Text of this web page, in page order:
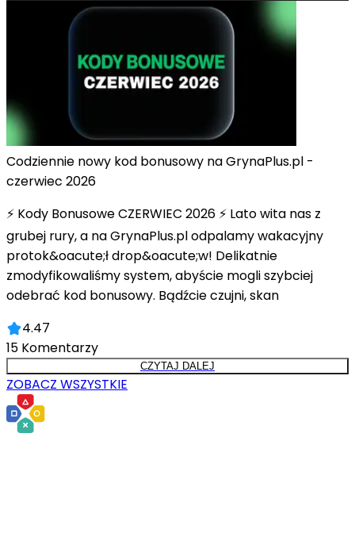
Codziennie nowy kod bonusowy na GrynaPlus.pl -
czerwiec 2026
⚡ Kody Bonusowe CZERWIEC 2026 ⚡ Lato wita nas z
grubej rury, a na GrynaPlus.pl odpalamy wakacyjny
protok&oacute;ł drop&oacute;w! Delikatnie
zmodyfikowaliśmy system, abyście mogli szybciej
odebrać kod bonusowy. Bądźcie czujni, skan
4.47
15 Komentarzy
CZYTAJ DALEJ
ZOBACZ WSZYSTKIE